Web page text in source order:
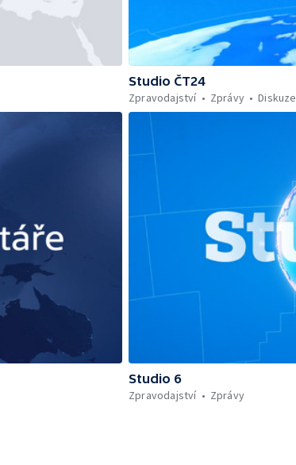
Studio ČT24
Zpravodajství
Zprávy Diskuze
Studio 6
Zpravodajství
Zprávy